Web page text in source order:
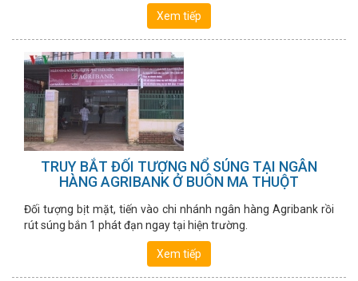
Xem tiếp
TRUY BẮT ĐỐI TƯỢNG NỔ SÚNG TẠI NGÂN
HÀNG AGRIBANK Ở BUÔN MA THUỘT
Đối tượng bịt mặt, tiến vào chi nhánh ngân hàng Agribank rồi
rút súng bắn 1 phát đạn ngay tại hiện trường.
Xem tiếp